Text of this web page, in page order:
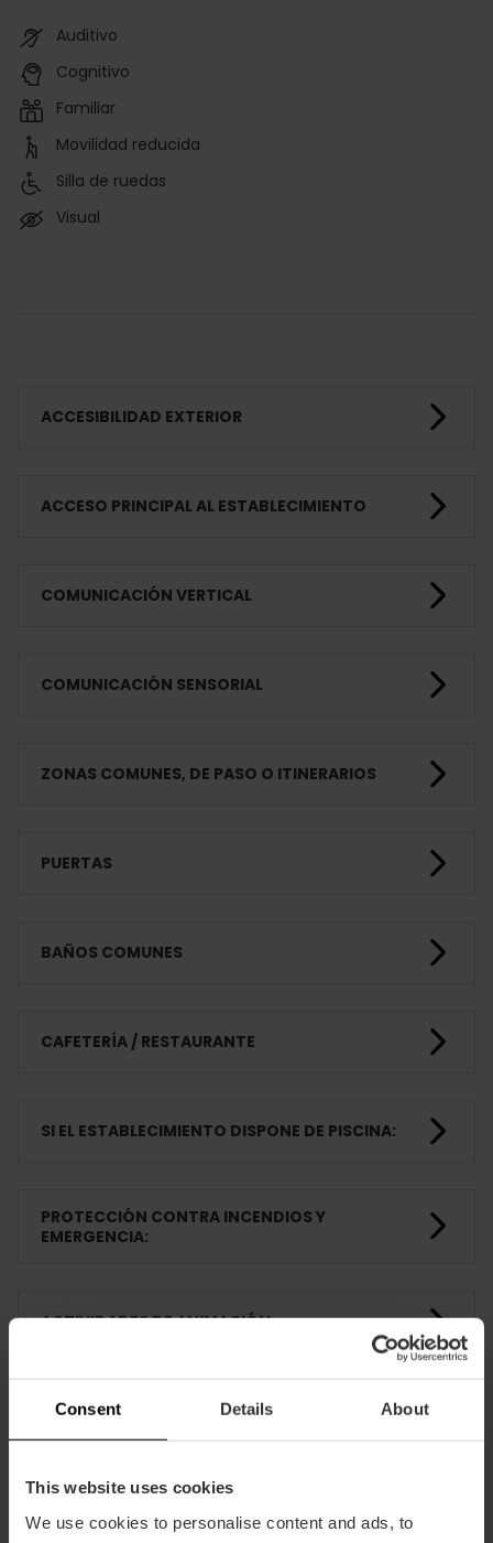
Consent Details About
This website uses cookies
We use cookies to personalise content and ads, to
Auditivo
Cognitivo
Familiar
Movilidad reducida
Silla de ruedas
Visual
ACCESIBILIDAD EXTERIOR
ACCESO PRINCIPAL AL ESTABLECIMIENTO
COMUNICACIÓN VERTICAL
COMUNICACIÓN SENSORIAL
ZONAS COMUNES, DE PASO O ITINERARIOS
PUERTAS
BAÑOS COMUNES
CAFETERÍA / RESTAURANTE
SI EL ESTABLECIMIENTO DISPONE DE PISCINA:
PROTECCIÓN CONTRA INCENDIOS Y
EMERGENCIA:
ACTIVIDADES DE ANIMACIÓN
HABITACIONES
FORMACIÓN